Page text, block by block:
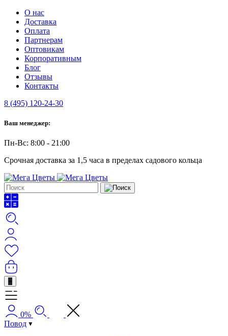
О нас
Доставка
Оплата
Партнерам
Оптовикам
Корпоративным
Блог
Отзывы
Контакты
8 (495) 120-24-30
Ваш менеджер:
Пн-Вс: 8:00 - 21:00
Срочная доставка за 1,5 часа в пределах садового кольца
+
0%
Повод